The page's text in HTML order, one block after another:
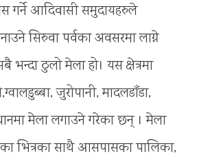
गर्ने आदिवासी समुदायहरुले
सिरुवा पर्वका अवसरमा लाग्ने
भन्दा ठुलो मेला हो। यस क्षेत्रमा
जुरोपानी, मादलडाँडा,
मेला लगाउने गरेका छन् । मेला
भित्रका साथै आसपासका पालिका,